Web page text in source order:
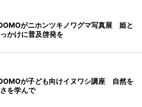
がニホンツキノワグマ写真展 姫と
かけに普及啓発を
が子ども向けイヌワシ講座 自然を
を学んで